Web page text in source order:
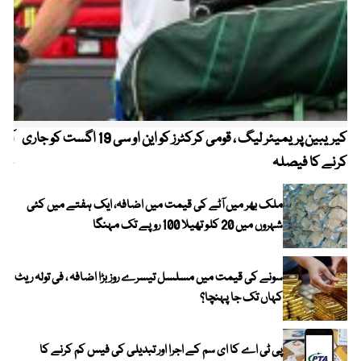
کیریبین پریمیئر لیگ ، قومی کرکٹرز کو این او سی 19 اگست کو جاری
کرنے کا فیصلہ
ملک بھر میں آٹے کی قیمت میں اضافہ، ایک ہفتے میں کئی
شہروں میں 20 کلو تھیلا 100 روپے تک مہنگا
سونے کی قیمت میں مسلسل تیسرے روز بڑا اضافہ ، فی تولہ ریٹ
کہاں تک جا پہنچا؟
پی ٹی اے کا ای سم کے اجرا اور تبدیلی کی فیس کم کرنے کا